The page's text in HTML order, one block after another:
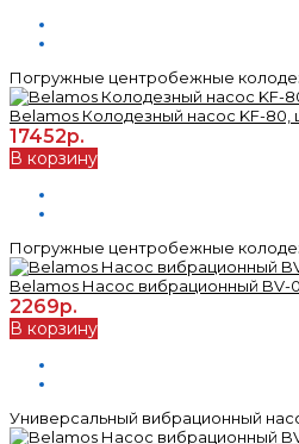
Погружные центробежные
Belamos Колодезный насос KF-
17452р.
В корзину
Погружные центробежные
Belamos Насос вибрационный BV-
2269р.
В корзину
Универсальный вибрационный